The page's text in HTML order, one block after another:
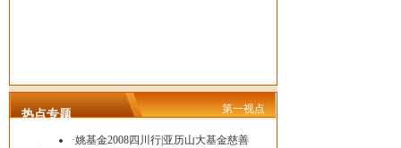
热点专题 第一视点
·姚基金2008四川行 亚历山大基金慈善